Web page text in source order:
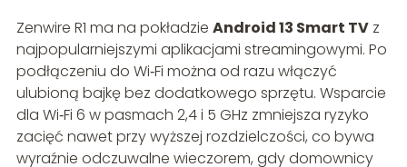
Zenwire R1 ma na pokładzie Android 13 Smart TVz
najpopularniejszymi aplikacjami streamingowymi. Po
podłączeniu do Wi‑Fi można od razu włączyć
ulubioną bajkę bez dodatkowego sprzętu. Wsparcie
dla Wi‑Fi 6 w pasmach 2,4 i 5 GHz zmniejsza ryzyko
zacięć nawet przy wyższej rozdzielczości, co bywa
wyraźnie odczuwalne wieczorem, gdy domownicy